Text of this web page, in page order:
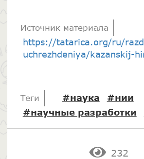
Источник материала
https://tatarica.org/ru/
uchrezhdeniya/kazanskij-
Теги #наука
#нии
#научные разработки
232